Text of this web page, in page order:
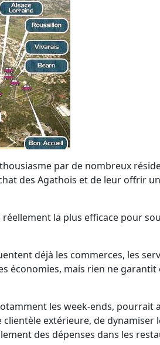
par de nombreux
des Agathois et de leur offrir
la plus efficace pour
déjà les commerces, les
économies, mais rien ne
les week-ends, pourrait
extérieure, de dynamiser
des dépenses dans les